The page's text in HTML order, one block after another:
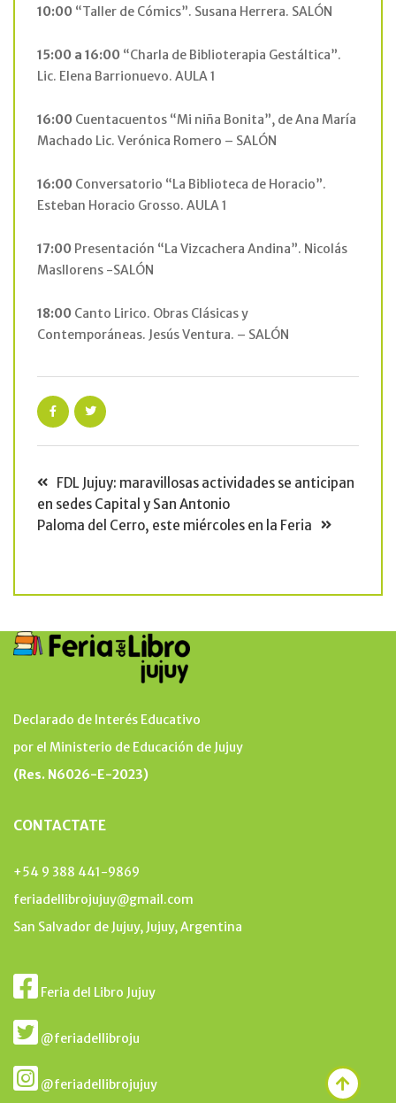
10:00 “Taller de Cómics”. Susana Herrera. SALÓN
15:00 a 16:00 “Charla de Biblioterapia Gestáltica”.
Lic. Elena Barrionuevo. AULA 1
16:00 Cuentacuentos “Mi niña Bonita”, de Ana María
Machado Lic. Verónica Romero – SALÓN
16:00 Conversatorio “La Biblioteca de Horacio”.
Esteban Horacio Grosso. AULA 1
17:00 Presentación “La Vizcachera Andina”. Nicolás
Masllorens -SALÓN
18:00 Canto Lirico. Obras Clásicas y
Contemporáneas. Jesús Ventura. – SALÓN
FDL Jujuy: maravillosas actividades se anticipan
en sedes Capital y San Antonio
Paloma del Cerro, este miércoles en la Feria
Declarado de Interés Educativo
por el Ministerio de Educación de Jujuy
(Res. N6026-E-2023)
CONTACTATE
+54 9 388 441-9869
feriadellibrojujuy@gmail.com
San Salvador de Jujuy, Jujuy, Argentina
Feria del Libro Jujuy
@feriadellibroju
@feriadellibrojujuy